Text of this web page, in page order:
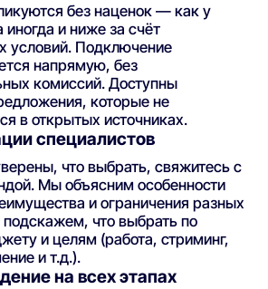
без наценок — как у
иногда и ниже за счёт
условий. Подключение
напрямую, без
комиссий. Доступны
которые не
в открытых источниках.
специалистов
что выбрать, свяжитесь с
Мы объясним особенности
и ограничения разных
подскажем, что выбрать по
и целям (работа, стриминг,
и т.д.).
на всех этапах